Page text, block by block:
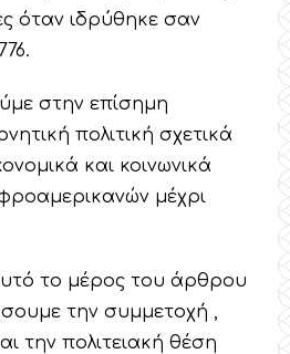
όταν ιδρύθηκε σαν
στην επίσημη
πολιτική σχετικά
και κοινωνικά
μέχρι
το μέρος του άρθρου
την συμμετοχή ,
την πολιτειακή θέση